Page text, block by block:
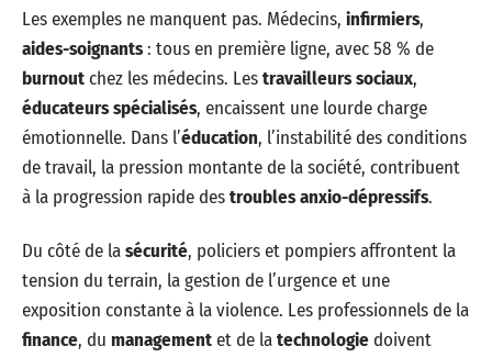
Les exemples ne manquent pas. Médecins, infirmiers,
aides-soignants: tous en première ligne, avec 58 % de
burnoutchez les médecins. Lestravailleurs sociaux,
éducateurs spécialisés, encaissent une lourde charge
émotionnelle. Dans l’éducation, l’instabilité des conditions
de travail, la pression montante de la société, contribuent
à la progression rapide destroubles anxio-dépressifs.
Du côté de lasécurité, policiers et pompiers affrontent la
tension du terrain, la gestion de l’urgence et une
exposition constante à la violence. Les professionnels de la
finance, du managementet de latechnologiedoivent